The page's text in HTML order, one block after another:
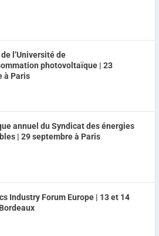
l’Université de
photovoltaïque | 23
à Paris
annuel du Syndicat des énergies
| 29 septembre à Paris
Industry Forum Europe | 13 et 14